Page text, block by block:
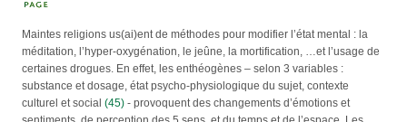
Maintes religions us(ai)ent de méthodes pour modifier l’état mental : la
méditation, l’hyper-oxygénation, le jeûne, la mortification, …et l’usage de
certaines drogues. En effet, les enthéogènes – selon 3 variables :
substance et dosage, état psycho-physiologique du sujet, contexte
culturel et social (45) - provoquent des changements d’émotions et